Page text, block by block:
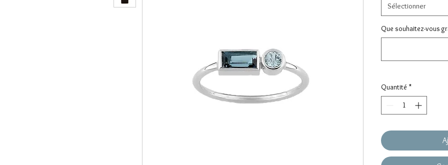
Sélectionner
Que souhaitez-vous
Quantité *